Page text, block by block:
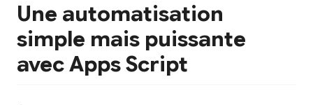
Une automatisation
simple mais puissante
avec Apps Script